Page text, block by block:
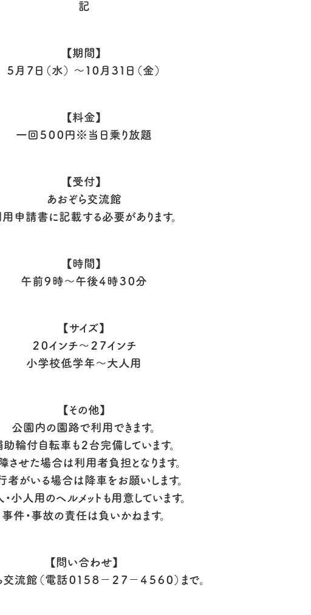
記
【期間】
５月７日（水） ～１０月３１日（金）
【料金】
一回５００円※当日乗り放題
【受付】
あおぞら交流館
申請書に記載する必要があります。
【時間】
午前９時～午後４時３０分
【サイズ】
２０インチ～２７インチ
小学校低学年～大人用
【その他】
公園内の園路で利用できます。
助輪付自転車も２台完備しています。
させた場合は利用者負担となります。
者がいる場合は降車をお願いします。
小人用のヘルメットも用意しています。
事件・事故の責任は負いかねます。
【問い合わせ】
流館（電話０１５８－２７－４５６０）まで。